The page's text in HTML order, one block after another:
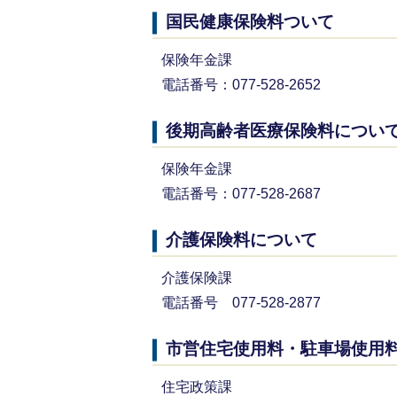
国民健康保険料ついて
保険年金課
電話番号：077-528-2652
後期高齢者医療保険料につい
保険年金課
電話番号：077-528-2687
介護保険料について
介護保険課
電話番号 077-528-2877
市営住宅使用料・駐車場使用
住宅政策課